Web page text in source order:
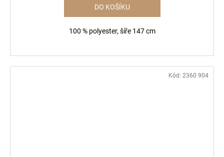
DO KOŠÍKU
100 % polyester, šíře 147 cm
Kód: 2360 904